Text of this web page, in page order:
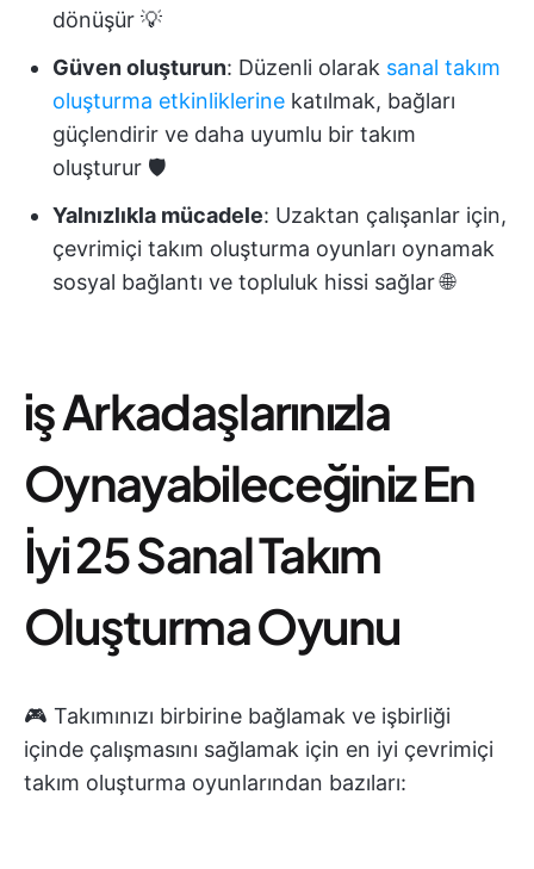
dönüşür 💡
Güven oluşturun: Düzenli olarak sanal takım
oluşturma etkinliklerine katılmak, bağları
güçlendirir ve daha uyumlu bir takım
oluşturur 🛡️
Yalnızlıkla mücadele: Uzaktan çalışanlar için,
çevrimiçi takım oluşturma oyunları oynamak
sosyal bağlantı ve topluluk hissi sağlar 🌐
i̇ş Arkadaşlarınızla
Oynayabileceğiniz En
İyi 25 Sanal Takım
Oluşturma Oyunu
🎮 Takımınızı birbirine bağlamak ve işbirliği
içinde çalışmasını sağlamak için en iyi çevrimiçi
takım oluşturma oyunlarından bazıları: